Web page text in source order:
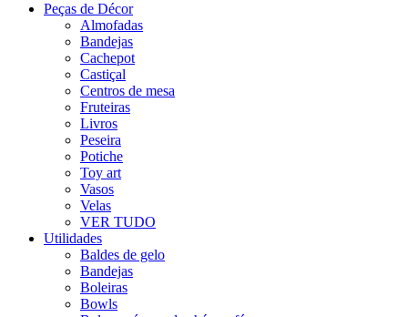
Peças de Décor
Almofadas
Bandejas
Cachepot
Castiçal
Centros de mesa
Fruteiras
Livros
Peseira
Potiche
Toy art
Vasos
Velas
VER TUDO
Utilidades
Baldes de gelo
Bandejas
Boleiras
Bowls